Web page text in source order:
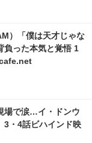
）「僕は天才じゃな
負った本気と覚悟 1
場で涙…イ・ドンウ
3・4話ビハインド映